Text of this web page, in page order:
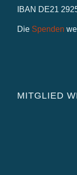
IBAN DE21
Die Spenden
MITGLIED